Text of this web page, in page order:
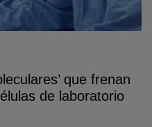
que frenan
de laboratorio